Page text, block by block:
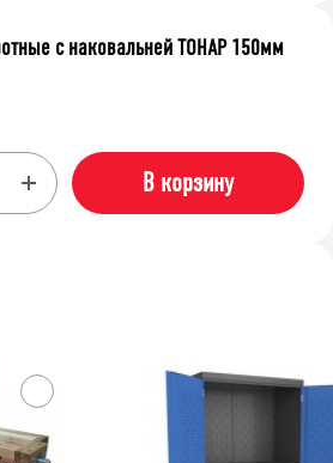
с наковальней ТОНАР 150мм
В корзину